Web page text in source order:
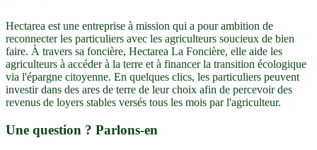
Hectarea est une entreprise à mission qui a pour ambition de
reconnecter les particuliers avec les agriculteurs soucieux de bien
faire. À travers sa foncière, Hectarea La Foncière, elle aide les
agriculteurs à accéder à la terre et à financer la transition écologique
via l'épargne citoyenne. En quelques clics, les particuliers peuvent
investir dans des ares de terre de leur choix afin de percevoir des
revenus de loyers stables versés tous les mois par l'agriculteur.
Une question ? Parlons-en